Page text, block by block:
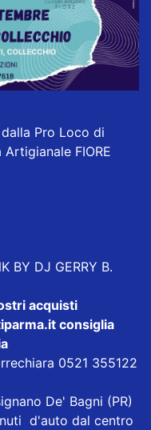
Pro Loco di
FIORE
BY DJ GERRY B.
acquisti
consiglia
0521 355122
De' Bagni (PR)
d'auto dal centro